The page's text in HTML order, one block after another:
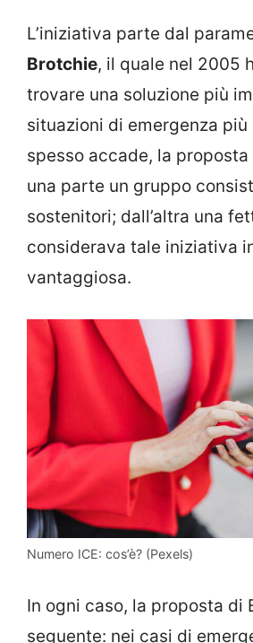
L’iniziativa parte dal
Brotchie, il quale nel 2005
trovare una soluzione più
situazioni di emergenza più
spesso accade, la
una parte un gruppo
sostenitori; dall’altra una
considerava tale iniziativa
vantaggiosa.
Numero ICE: cos’è? (Pexels)
In ogni caso, la proposta di
seguente: nei casi di